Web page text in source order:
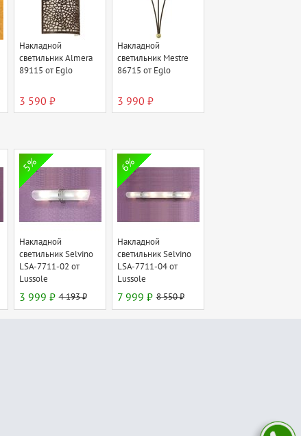
Накладной
светильник Almera
89115 от Eglo
3 590 ₽
Накладной
светильник Mestre
86715 от Eglo
3 990 ₽
5%
Накладной
светильник Selvino
LSA-7711-02 от
Lussole
3 999 ₽ 4 193 ₽
6%
Накладной
светильник Selvino
LSA-7711-04 от
Lussole
7 999 ₽ 8 550 ₽